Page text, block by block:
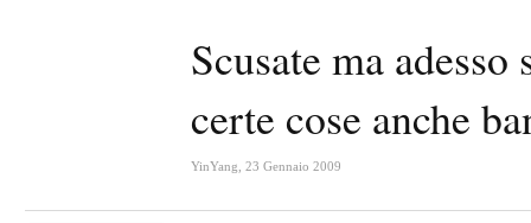
Scusate ma
certe cose anche
YinYang 23 Gennaio 2009